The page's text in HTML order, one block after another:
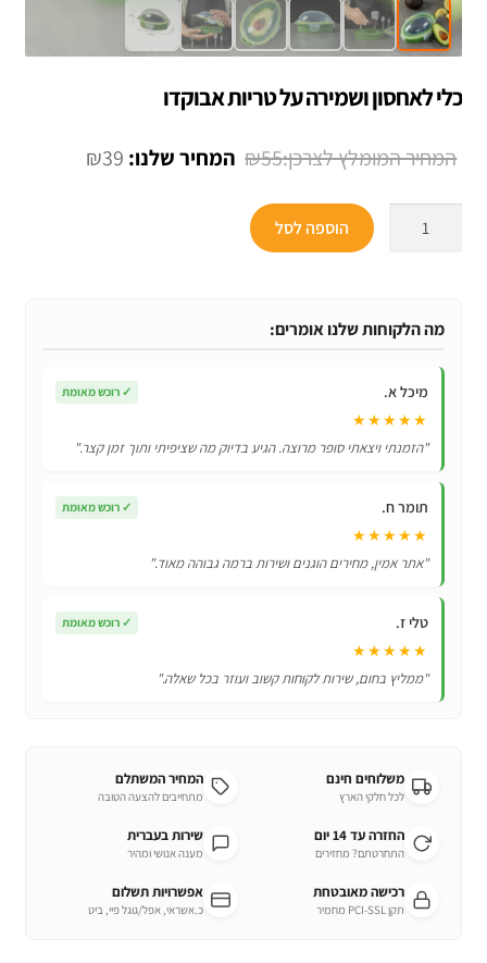
כלי לאחסון ושמירה על טריות אבוקדו
₪55
המחיר
₪39 המחיר
ושמירה
טריות
הוספה לסל
מה הלקוחות שלנו אומרים:
מיכל א. ✓ רוכש מאומת
★★★★★
"הזמנתי ויצאתי סופר מרוצה. הגיע בדיוק מה שציפיתי ותוך זמן קצר."
תומר ח. ✓ רוכש מאומת
★★★★★
"אתר אמין, מחירים הוגנים ושירות ברמה גבוהה מאוד."
טלי ז. ✓ רוכש מאומת
★★★★★
"ממליץ בחום, שירות לקוחות קשוב ועוזר בכל שאלה."
משלוחים חינם
לכל חלקי הארץ
המחיר המשתלם
מתחייבים להצעה הטובה
החזרה עד 14 יום
התחרטתם? מחזירים
שירות בעברית
מענה אנושי ומהיר
רכישה מאובטחת
תקן PCI-SSL מחמיר
אפשרויות תשלום
כ.אשראי, אפל/גוגל פיי, ביט